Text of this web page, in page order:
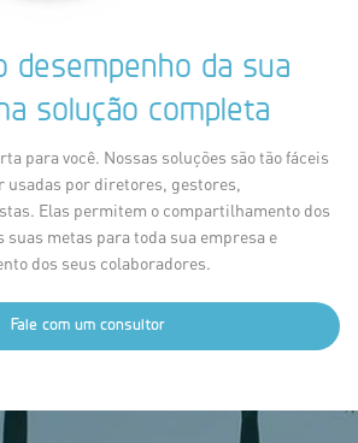
desempenho da sua
solução completa
para você. Nossas soluções são tão fáceis
usadas por diretores, gestores,
Elas permitem o compartilhamento dos
suas metas para toda sua empresa e
dos seus colaboradores.
Fale com um consultor